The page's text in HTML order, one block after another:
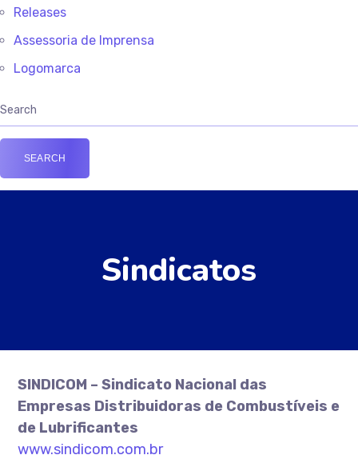
Releases
Assessoria de Imprensa
Logomarca
Sindicatos
SINDICOM – Sindicato Nacional das
Empresas Distribuidoras de Combustíveis e
de Lubrificantes
www.sindicom.com.br